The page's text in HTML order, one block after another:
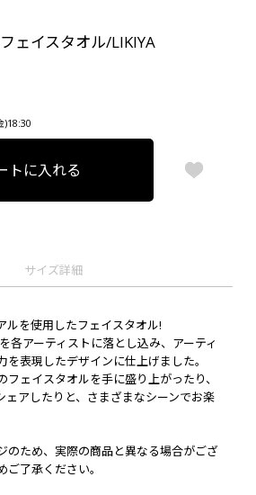
ェイスタオル/LIKIYA
)18:30
トに入れる
サイズ詳細
ルを使用したフェイスタオル!
各アーティストに落とし込み、アーティ
を表現したデザインに仕上げました。
フェイスタオルを手に盛り上がったり、
ェアしたりと、さまざまなシーンでお楽
のため、実際の商品と異なる場合がござ
了承ください。